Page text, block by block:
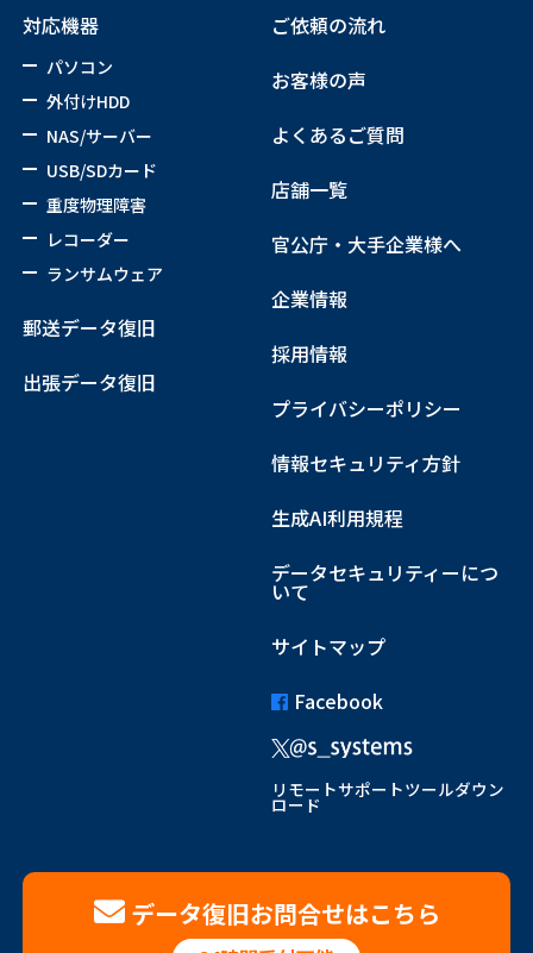
対応機器
パソコン
外付けHDD
NAS/サーバー
USB/SDカード
重度物理障害
レコーダー
ランサムウェア
郵送データ復旧
出張データ復旧
ご依頼の流れ
お客様の声
よくあるご質問
店舗一覧
官公庁・大手企業様へ
企業情報
採用情報
プライバシーポリシー
情報セキュリティ方針
生成AI利用規程
データセキュリティーにつ
いて
サイトマップ
Facebook
リモートサポートツールダウン
ロード
データ復旧お問合せはこちら